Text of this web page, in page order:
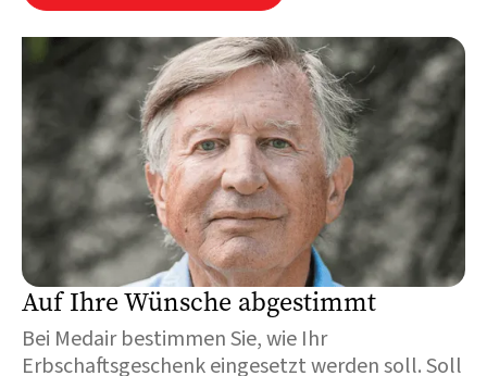
Auf Ihre Wünsche abgestimmt
Bei Medair bestimmen Sie, wie Ihr
Erbschaftsgeschenk eingesetzt werden soll. Soll